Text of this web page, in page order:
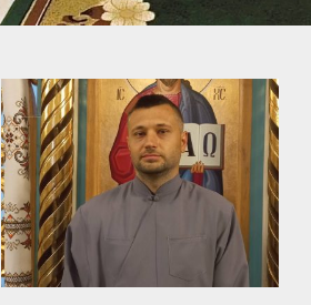
о. Олег Жилавий